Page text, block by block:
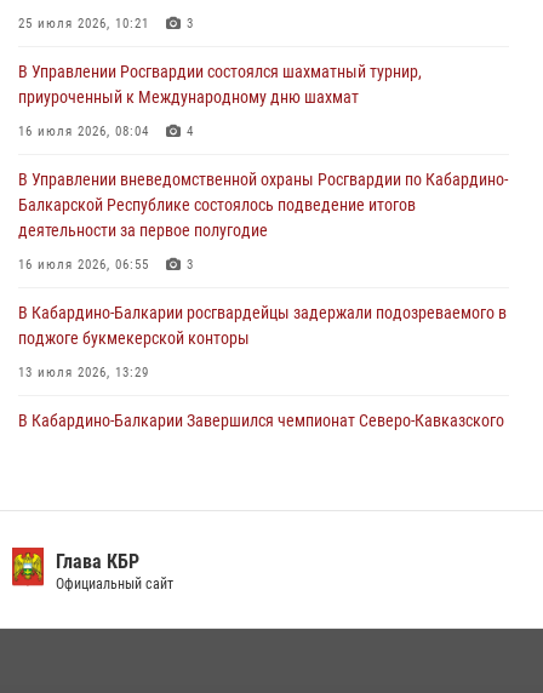
01 августа 2026, 00:10
Росгвардия обеспечивает безопасность граждан на южном
направлении
31 июля 2026, 09:22
Состоялась рабочая встреча директора Росгвардии Героя России
генерала армии Виктора Золотова с заместителем полномочного
представителя Президента Российской Федерации в Северо-
Кавказском федеральном округе Виталием Кузнецовым
25 июля 2026, 10:21 3
В Управлении Росгвардии состоялся шахматный турнир,
приуроченный к Международному дню шахмат
16 июля 2026, 08:04 4
В Управлении вневедомственной охраны Росгвардии по Кабардино-
Балкарской Республике состоялось подведение итогов
деятельности за первое полугодие
16 июля 2026, 06:55 3
В Кабардино-Балкарии росгвардейцы задержали подозреваемого в
поджоге букмекерской конторы
13 июля 2026, 13:29
В Кабардино-Балкарии Завершился чемпионат Северо-Кавказского
округе Росгвардии
09 июля 2026, 08:36
​ ОФИЦЕР РОСГВАРДИИ ВЫСТУПИЛ В ЭФИРЕ ВЕДОМСТВЕННОЙ
Глава КБР
Официальный сайт